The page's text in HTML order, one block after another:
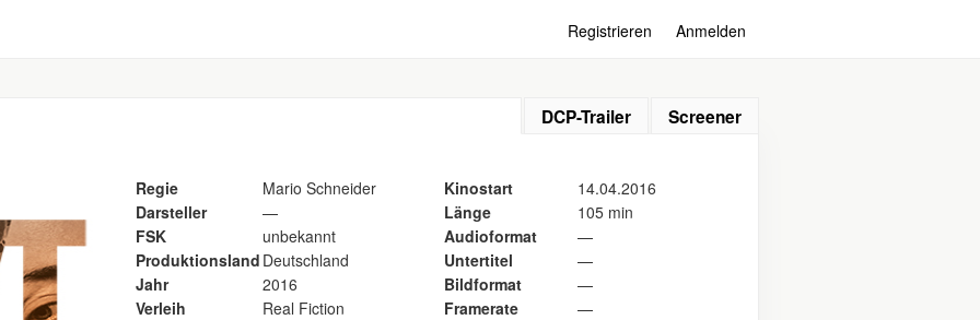
Registrieren Anmelden
DCP-Trailer Screener
Regie
Mario Schneider
Darsteller
—
FSK
unbekannt
Produktionsland Deutschland
Jahr
2016
Verleih
Real Fiction
Kinostart
14.04.2016
Länge
105 min
Audioformat
—
Untertitel
—
Bildformat
—
Framerate
—